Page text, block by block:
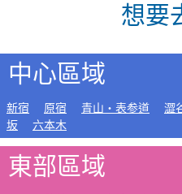
想要
中心區域
新宿 原宿 青山・表参道 澀
坂
六本木
東部區域